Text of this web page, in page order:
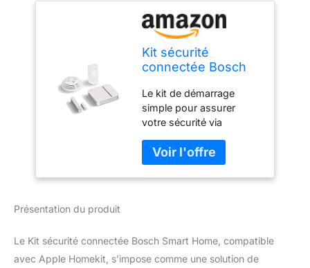
Kit sécurité
connectée Bosch
(compatible avec
Apple Homekit)
Le kit de démarrage
simple pour assurer
votre sécurité via
HOME Installation facile
et rapide via scan du QR
Code fourni Eléments
et 1 détecteur de fumée
Stockage des données
Présentation du produit
Le Kit sécurité connectée Bosch Smart Home, compatible
avec Apple Homekit, s’impose comme une solution de